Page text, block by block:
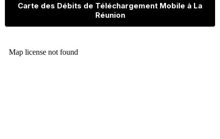
Carte des Débits de Téléchargement Mobile à La
Réunion